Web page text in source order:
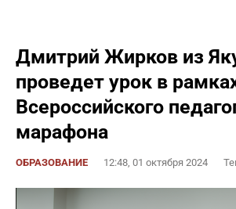
Дмитрий Жирков из
проведет урок в
Всероссийского
марафона
ОБРАЗОВАНИЕ 12:48, 01 октября 2024